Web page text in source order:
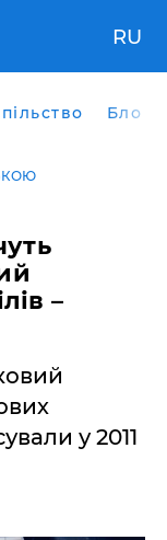
RU
Блоги
–
у 2011